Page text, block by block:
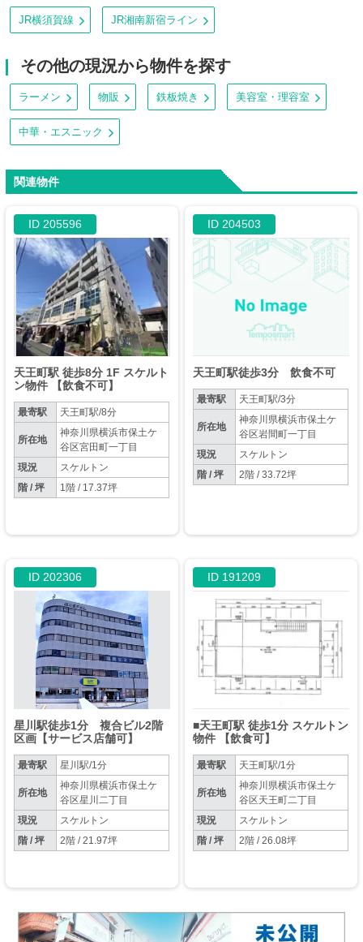
JR横須賀線 JR湘南新宿ライン
その他の現況から物件を探す
ラーメン 物販 鉄板焼き 美容室・理容室
中華・エスニック
関連物件
ID 205596
天王町駅 徒歩8分 1F スケルト
ン物件 【飲食不可】
最寄駅 天王町駅/8分
所在地
神奈川県横浜市保土ケ
谷区宮田町一丁目
現況
スケルトン
階 / 坪
1階 / 17.37坪
ID 204503
天王町駅徒歩3分 飲食不可
最寄駅 天王町駅/3分
所在地
神奈川県横浜市保土ケ
谷区岩間町一丁目
現況
スケルトン
階 / 坪
2階 / 33.72坪
ID 202306
星川駅徒歩1分 複合ビル2階
区画【サービス店舗可】
最寄駅 星川駅/1分
所在地
神奈川県横浜市保土ケ
谷区星川二丁目
現況
スケルトン
階 / 坪
2階 / 21.97坪
ID 191209
■天王町駅 徒歩1分 スケルトン
物件 【飲食可】
最寄駅 天王町駅/1分
所在地
神奈川県横浜市保土ケ
谷区天王町二丁目
現況
スケルトン
階 / 坪
2階 / 26.08坪